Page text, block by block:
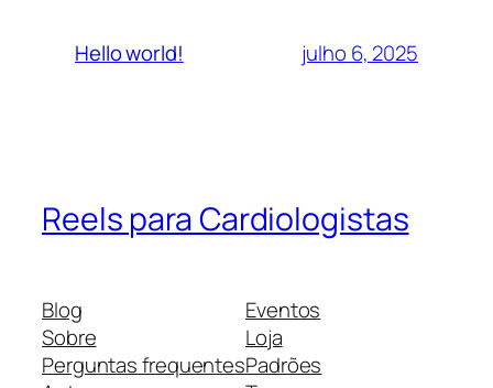
Hello world! julho 6, 2025
Reels para Cardiologistas
Blog
Sobre
Perguntas frequentes
Eventos
Loja
Padrões